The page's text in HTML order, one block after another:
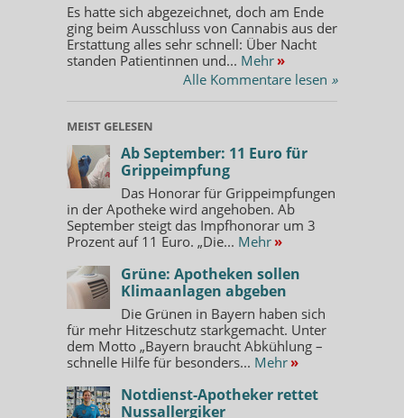
Es hatte sich abgezeichnet, doch am Ende
ging beim Ausschluss von Cannabis aus der
Erstattung alles sehr schnell: Über Nacht
standen Patientinnen und... Mehr »
Alle Kommentare lesen »
MEIST GELESEN
Ab September: 11 Euro für
Grippeimpfung
Das Honorar für Grippeimpfungen
in der Apotheke wird angehoben. Ab
September steigt das Impfhonorar um 3
Prozent auf 11 Euro. „Die... Mehr »
Grüne: Apotheken sollen
Klimaanlagen abgeben
Die Grünen in Bayern haben sich
für mehr Hitzeschutz starkgemacht. Unter
dem Motto „Bayern braucht Abkühlung –
schnelle Hilfe für besonders... Mehr »
Notdienst-Apotheker rettet
Nussallergiker